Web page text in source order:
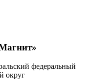
федеральный
округ